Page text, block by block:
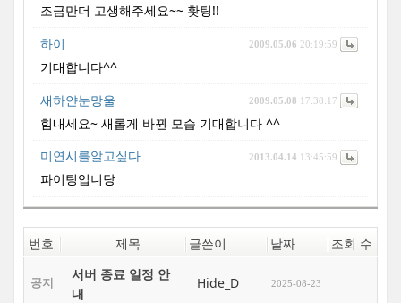
조금만더 고생해주세요~~ 홧팅!!
2009.05.06 20:19:59
하이
기대합니다^^
2009.05.08 17:38:17
새하얀눈망울
힘내세요~ 새롭게 바뀐 모습 기대합니다 ^^
2013.04.14 13:45:59
미연시를알고싶다
파이팅입니당
번호 제목 글쓴이 날짜 조회 수
공지
서버 종료 일정 안
내
Hide_D 2025-08-23